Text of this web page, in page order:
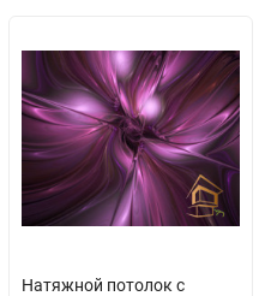
Натяжной потолок с